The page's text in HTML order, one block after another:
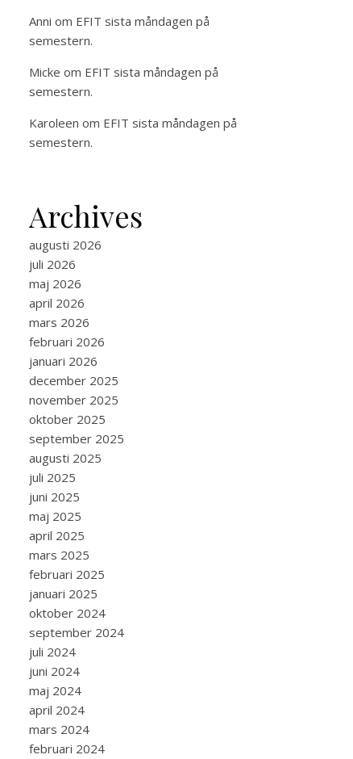
Anni om EFIT sista måndagen på
semestern.
Micke om EFIT sista måndagen på
semestern.
Karoleen om EFIT sista måndagen på
semestern.
Archives
augusti 2026
juli 2026
maj 2026
april 2026
mars 2026
februari 2026
januari 2026
december 2025
november 2025
oktober 2025
september 2025
augusti 2025
juli 2025
juni 2025
maj 2025
april 2025
mars 2025
februari 2025
januari 2025
oktober 2024
september 2024
juli 2024
juni 2024
maj 2024
april 2024
mars 2024
februari 2024